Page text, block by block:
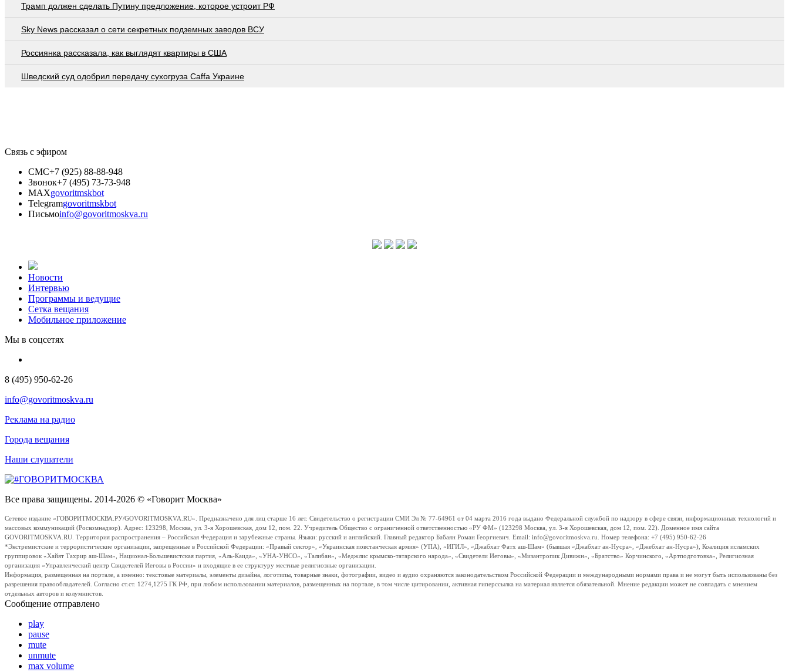
Трамп должен сделать Путину предложение, которое устроит РФ
Sky News рассказал о сети секретных подземных заводов ВСУ
Россиянка рассказала, как выглядят квартиры в США
Шведский суд одобрил передачу сухогруза Caffa Украине
Связь с эфиром
СМС+7 (925) 88-88-948
Звонок+7 (495) 73-73-948
MAXgovoritmskbot
Telegramgovoritmskbot
Письмоinfo@govoritmoskva.ru
Новости
Интервью
Программы и ведущие
Сетка вещания
Мобильное приложение
Мы в соцсетях
8 (495) 950-62-26
info@govoritmoskva.ru
Реклама на радио
Города вещания
Наши слушатели
Все права защищены. 2014-2026 © «Говорит Москва»
Сетевое издание «ГОВОРИТМОСКВА.РУ/GOVORITMOSKVA.RU». Предназначено для лиц старше 16 лет. Свидетельство о регистрации СМИ Эл № 77-64961 от 04 марта 2016 года выдано Федеральной службой по надзору в сфере связи, информационных технологий и
массовых коммуникаций (Роскомнадзор). Адрес: 123298, Москва, ул. 3-я Хорошевская, дом 12, пом. 22. Учредитель Общество с ограниченной ответственностью «РУ ФМ» (123298 Москва, ул. 3-я Хорошевская, дом 12, пом. 22). Доменное имя сайта
GOVORITMOSKVA.RU. Территория распространения – Российская Федерация и зарубежные страны. Языки: русский и английский. Главный редактор Бабаян Роман Георгиевич. Email: info@govoritmoskva.ru. Номер телефона: +7 (495) 950-62-26
*Экстремистские и террористические организации, запрещенные в Российской Федерации: «Правый сектор», «Украинская повстанческая армия» (УПА), «ИГИЛ», «Джабхат Фатх аш-Шам» (бывшая «Джабхат ан-Нусра», «Джебхат ан-Нусра»), Коалиция исламских
группировок «Хайят Тахрир аш-Шам», Национал-Большевистская партия, «Аль-Каида», «УНА-УНСО», «Талибан», «Меджлис крымско-татарского народа», «Свидетели Иеговы», «Мизантропик Дивижн», «Братство» Корчинского, «Артподготовка», Религиозная
организация «Управленческий центр Свидетелей Иеговы в России» и входящие в ее структуру местные религиозные организации.
Информация, размещенная на портале, а именно: текстовые материалы, элементы дизайна, логотипы, товарные знаки, фотографии, видео и аудио охраняются законодательством Российской Федерации и международными нормами права и не могут быть использованы без
разрешения правообладателей. Согласно ст.ст. 1274,1275 ГК РФ, при любом использовании материалов, размещенных на портале, в том числе цитировании, активная гиперссылка на материал является обязательной. Мнение редакции может не совпадать с мнением
отдельных авторов и колумнистов.
Сообщение отправлено
play
pause
mute
unmute
max volume